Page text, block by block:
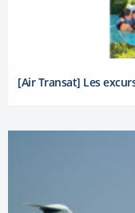
[Air Transat] Les